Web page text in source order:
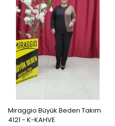
Miraggio Büyük Beden Takım
4121 - K-KAHVE